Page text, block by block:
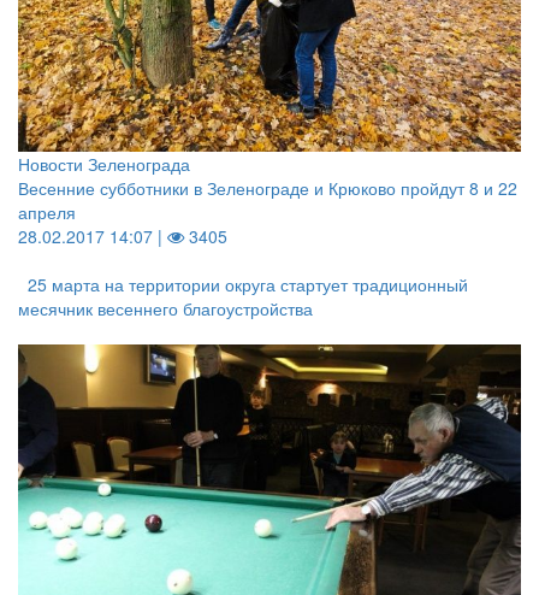
Новости Зеленограда
Весенние субботники в Зеленограде и Крюково пройдут 8 и 22
апреля
28.02.2017 14:07 |
3405
25 марта на территории округа стартует традиционный
месячник весеннего благоустройства